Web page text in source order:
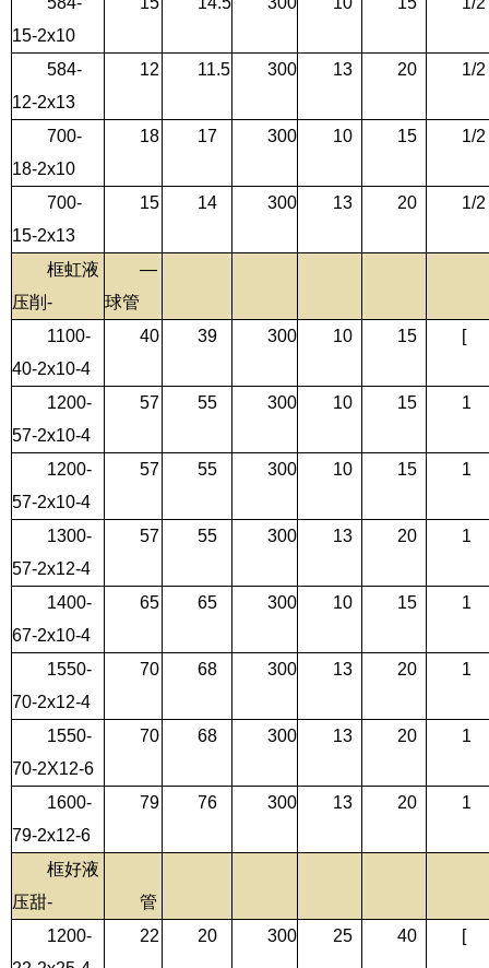
15-2x10
584-
12-2x13
12 11.5 300 13 20 1/2
700-
18-2x10
18 17 300 10 15 1/2
700-
15-2x13
15 14 300 13 20 1/2
框虹液
压削-
—
球管
1100-
40-2x10-4
40 39 300 10 15 [
1200-
57-2x10-4
57 55 300 10 15 1
1200-
57-2x10-4
57 55 300 10 15 1
1300-
57-2x12-4
57 55 300 13 20 1
1400-
67-2x10-4
65 65 300 10 15 1
1550-
70-2x12-4
70 68 300 13 20 1
1550-
70-2X12-6
70 68 300 13 20 1
1600-
79-2x12-6
79 76 300 13 20 1
框好液
压甜-
管
1200-
22 20 300 25 40 [